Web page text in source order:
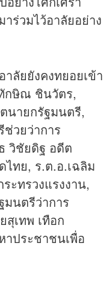
ร่วมไว้อาลัยอย่าง
ลัยยังคงทยอยเข้า
กษิณ ชินวัตร,
นายกรัฐมนตรี,
วยว่าการ
วิชัยดิฐ อดีต
ไทย, ร.ต.อ.เฉลิม
ะทรวงแรงงาน,
นตรีว่าการ
สุเทพ เทือก
ประชาชนเพื่อ